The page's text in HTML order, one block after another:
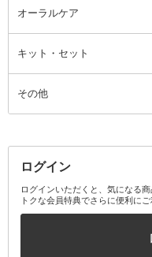
カミソリ
ファンデーション・パウダーケ
ス
ミラー・鏡
ヘッドマッサージブラシ
ルームフレグランス・ディフュ
ザー
アロマキャンドル
消臭剤・芳香剤
ボディケア美容家電
その他美容家電
ウェア全て
レッグウェア
オーラルケア
オーラルケア全て
歯ブラシ
その他オーラルケア
キット・セット
キット・セット全て
ボディケアキット
その他キット・セット
その他
ログイン
ログインいただくと、気になる
トクな会員特典でさらに便利に